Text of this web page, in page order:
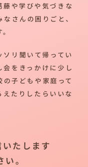
や学びや気づきな
さんの困りごと、
リ聞いて帰ってい
をきっかけに少し
子どもや家庭って
たりしたらいいな
たします
。